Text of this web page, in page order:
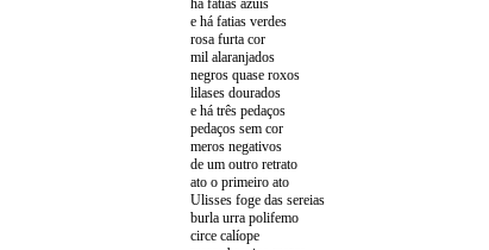
há fatias azuis
e há fatias verdes
rosa furta cor
mil alaranjados
negros quase roxos
lilases dourados
e há três pedaços
pedaços sem cor
meros negativos
de um outro retrato
ato o primeiro ato
Ulisses foge das sereias
burla urra polifemo
circe calíope